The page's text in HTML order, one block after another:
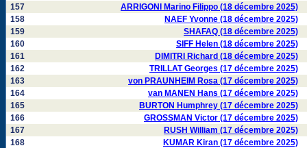
157
ARRIGONI Marino Filippo (18 décembre 2025)
158
NAEF Yvonne (18 décembre 2025)
159
SHAFAQ (18 décembre 2025)
160
SIFF Helen (18 décembre 2025)
161
DIMITRI Richard (18 décembre 2025)
162
TRILLAT Georges (17 décembre 2025)
163
von PRAUNHEIM Rosa (17 décembre 2025)
164
van MANEN Hans (17 décembre 2025)
165
BURTON Humphrey (17 décembre 2025)
166
GROSSMAN Victor (17 décembre 2025)
167
RUSH William (17 décembre 2025)
168
KUMAR Kiran (17 décembre 2025)